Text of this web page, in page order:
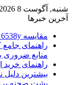
شنبه, آگوست 8 2026
آخرین خبرها
مقایسه 6538y و intel xeon platinum 8470q oem
راهنمای
منابع ضروری
راهنمای خرید
بیشترین
پشت صحنه